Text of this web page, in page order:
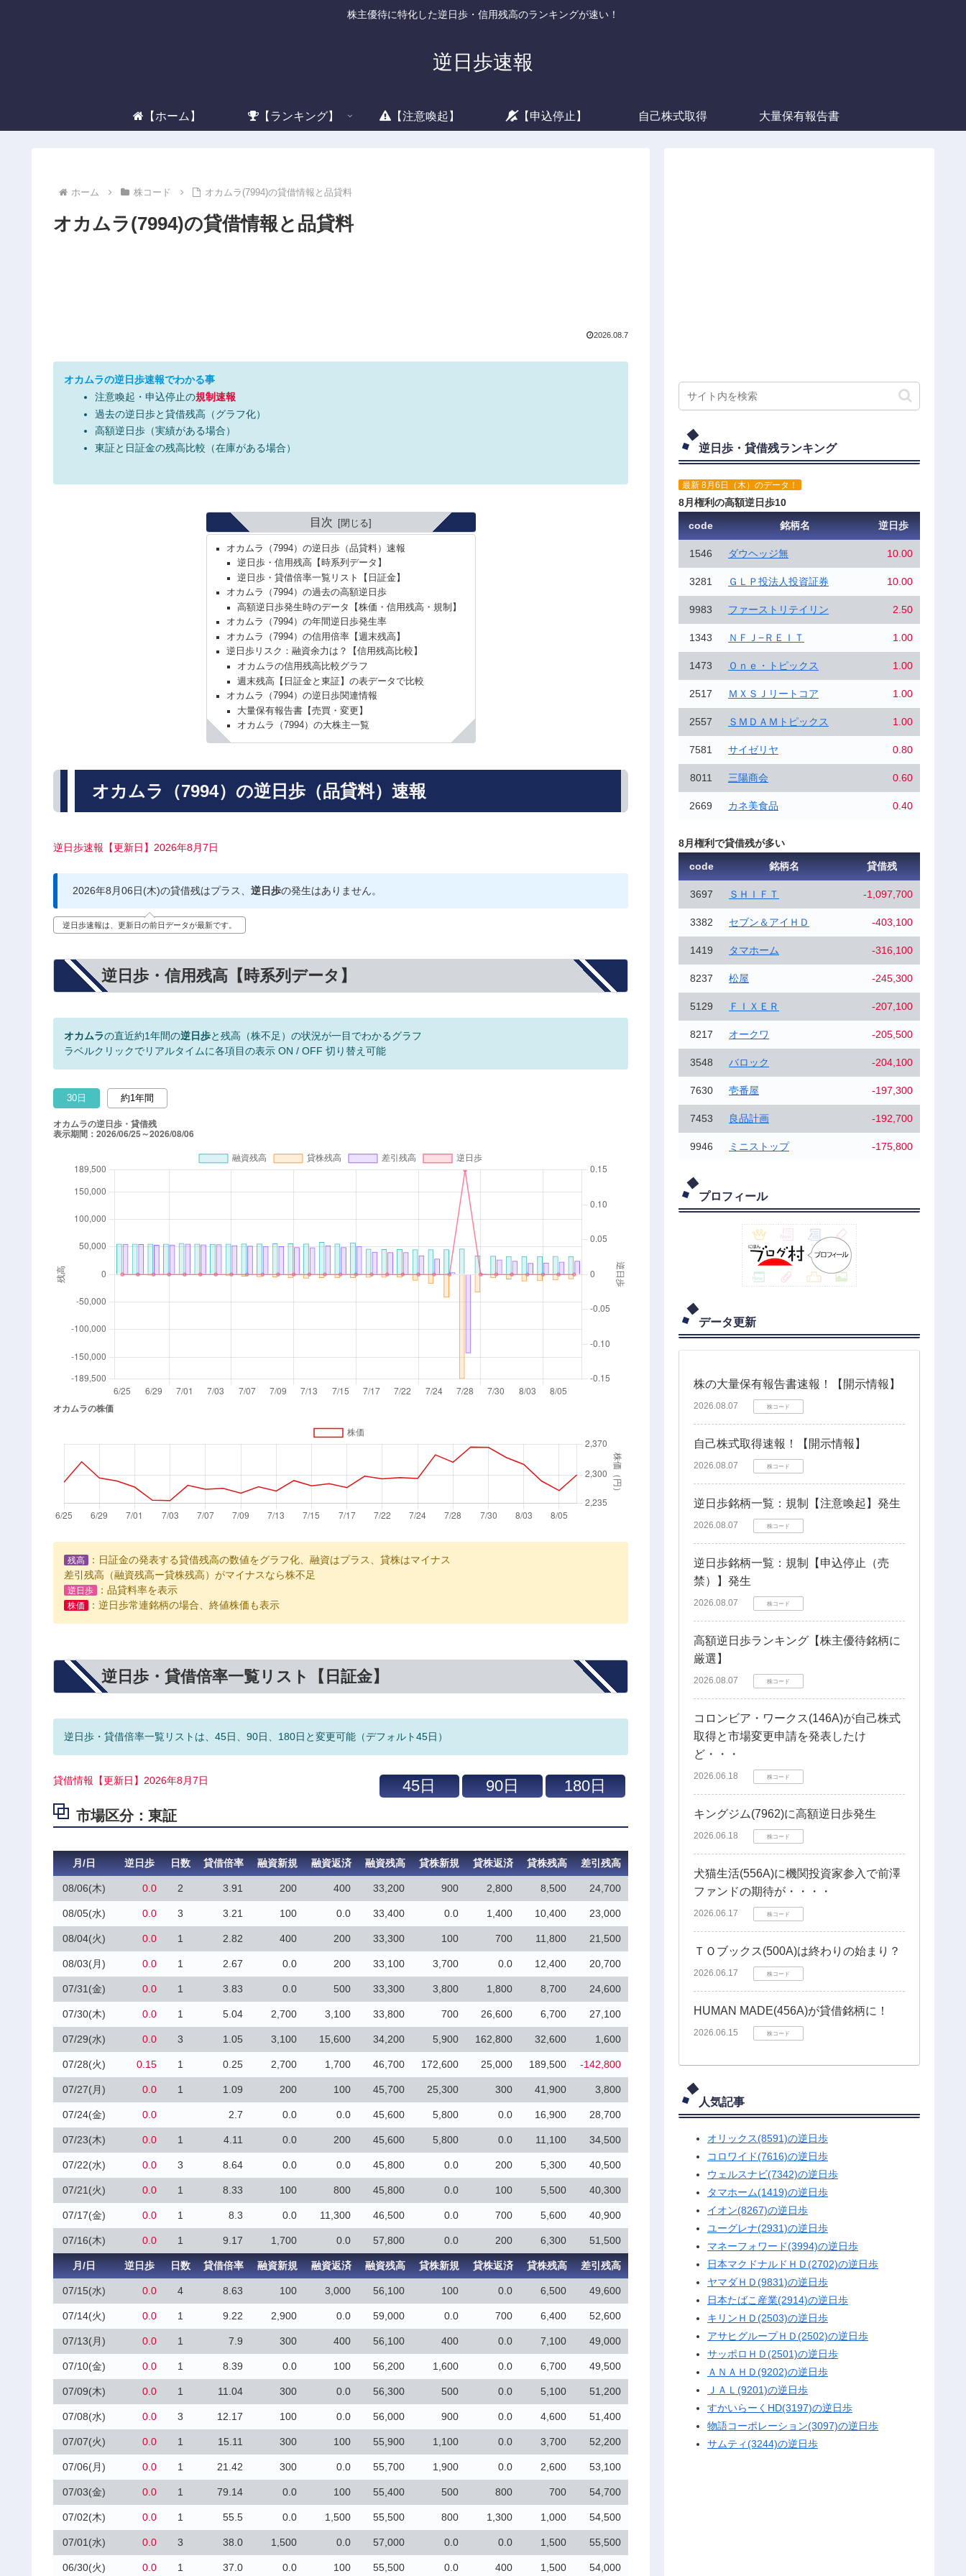
株主優待に特化した逆日歩・信用残高のランキングが速い！
逆日歩速報
【ホーム】 【ランキング】 【注意喚起】 【申込停止】 自己株式取得 大量保有報告書
ホーム 株コード オカムラ(7994)の貸借情報と品貸料
オカムラ(7994)の貸借情報と品貸料
2026.08.7
オカムラの逆日歩速報でわかる事
注意喚起・申込停止の規制速報
過去の逆日歩と貸借残高（グラフ化）
高額逆日歩（実績がある場合）
東証と日証金の残高比較（在庫がある場合）
目次
オカムラ（7994）の逆日歩（品貸料）速報
逆日歩・信用残高【時系列データ】
逆日歩・貸借倍率一覧リスト【日証金】
オカムラ（7994）の過去の高額逆日歩
高額逆日歩発生時のデータ【株価・信用残高・規制】
オカムラ（7994）の年間逆日歩発生率
オカムラ（7994）の信用倍率【週末残高】
逆日歩リスク：融資余力は？【信用残高比較】
オカムラの信用残高比較グラフ
週末残高【日証金と東証】の表データで比較
オカムラ（7994）の逆日歩関連情報
大量保有報告書【売買・変更】
オカムラ（7994）の大株主一覧
オカムラ（7994）の逆日歩（品貸料）速報
逆日歩速報【更新日】2026年8月7日
2026年8月06日(木)の貸借残はプラス、 逆日歩の発生はありません。
逆日歩速報は、更新日の前日データが最新です。
逆日歩・信用残高【時系列データ】
オカムラの直近約1年間の逆日歩と残高（株不足）の状況が一目でわかるグラフ
ラベルクリックでリアルタイムに各項目の表示 ON / OFF 切り替え可能
30日 約1年間
残高
：日証金の発表する貸借残高の数値をグラフ化、融資はプラス、貸株はマイナス
差引残高（融資残高ー貸株残高）がマイナスなら株不足
逆日歩 ：品貸料率を表示
株価 ：逆日歩常連銘柄の場合、終値株価も表示
逆日歩・貸借倍率一覧リスト【日証金】
逆日歩・貸借倍率一覧リストは、45日、90日、180日と変更可能（デフォルト45日）
貸借情報【更新日】2026年8月7日
市場区分：東証
月/日 逆日歩 日数 貸借倍率 融資新規 融資返済 融資残高 貸株新規 貸株返済 貸株残高 差引残高
08/06(木) 0.0 2 3.91 200 400 33,200 900 2,800 8,500 24,700
08/05(水) 0.0 3 3.21 100 0.0 33,400 0.0 1,400 10,400 23,000
08/04(火) 0.0 1 2.82 400 200 33,300 100 700 11,800 21,500
08/03(月) 0.0 1 2.67 0.0 200 33,100 3,700 0.0 12,400 20,700
07/31(金) 0.0 1 3.83 0.0 500 33,300 3,800 1,800 8,700 24,600
07/30(木) 0.0 1 5.04 2,700 3,100 33,800 700 26,600 6,700 27,100
07/29(水) 0.0 3 1.05 3,100 15,600 34,200 5,900 162,800 32,600 1,600
07/28(火) 0.15 1 0.25 2,700 1,700 46,700 172,600 25,000 189,500 -142,800
07/27(月) 0.0 1 1.09 200 100 45,700 25,300 300 41,900 3,800
07/24(金) 0.0 2.7 0.0 0.0 45,600 5,800 0.0 16,900 28,700
07/23(木) 0.0 1 4.11 0.0 200 45,600 5,800 0.0 11,100 34,500
07/22(水) 0.0 3 8.64 0.0 0.0 45,800 0.0 200 5,300 40,500
07/21(火) 0.0 1 8.33 100 800 45,800 0.0 100 5,500 40,300
07/17(金) 0.0 1 8.3 0.0 11,300 46,500 0.0 700 5,600 40,900
07/16(木) 0.0 1 9.17 1,700 0.0 57,800 0.0 200 6,300 51,500
月/日 逆日歩 日数 貸借倍率 融資新規 融資返済 融資残高 貸株新規 貸株返済 貸株残高 差引残高
07/15(水) 0.0 4 8.63 100 3,000 56,100 100 0.0 6,500 49,600
07/14(火) 0.0 1 9.22 2,900 0.0 59,000 0.0 700 6,400 52,600
07/13(月) 0.0 1 7.9 300 400 56,100 400 0.0 7,100 49,000
07/10(金) 0.0 1 8.39 0.0 100 56,200 1,600 0.0 6,700 49,500
07/09(木) 0.0 1 11.04 300 0.0 56,300 500 0.0 5,100 51,200
07/08(水) 0.0 3 12.17 100 0.0 56,000 900 0.0 4,600 51,400
07/07(火) 0.0 1 15.11 300 100 55,900 1,100 0.0 3,700 52,200
07/06(月) 0.0 1 21.42 300 0.0 55,700 1,900 0.0 2,600 53,100
07/03(金) 0.0 1 79.14 0.0 100 55,400 500 800 700 54,700
07/02(木) 0.0 1 55.5 0.0 1,500 55,500 800 1,300 1,000 54,500
07/01(水) 0.0 3 38.0 1,500 0.0 57,000 0.0 0.0 1,500 55,500
06/30(火) 0.0 1 37.0 0.0 100 55,500 0.0 400 1,500 54,000
逆日歩・貸借残ランキング
最新 8月6日（木）のデータ！
8月権利の高額逆日歩10
code
銘柄名 逆日歩
1546 ダウヘッジ無 10.00
3281 ＧＬＰ投法人投資証券 10.00
9983 ファーストリテイリン 2.50
1343 ＮＦＪ−ＲＥＩＴ 1.00
1473 Ｏｎｅ・トピックス 1.00
2517 ＭＸＳＪリートコア 1.00
2557 ＳＭＤＡＭトピックス 1.00
7581 サイゼリヤ 0.80
8011 三陽商会 0.60
2669 カネ美食品 0.40
8月権利で貸借残が多い
code
銘柄名 貸借残
3697 ＳＨＩＦＴ -1,097,700
3382 セブン＆アイＨＤ -403,100
1419 タマホーム -316,100
8237 松屋 -245,300
5129 ＦＩＸＥＲ -207,100
8217 オークワ -205,500
3548 バロック -204,100
7630 壱番屋 -197,300
7453 良品計画 -192,700
9946 ミニストップ -175,800
プロフィール
データ更新
株の大量保有報告書速報！【開示情報】
2026.08.07 株コード
自己株式取得速報！【開示情報】
2026.08.07 株コード
逆日歩銘柄一覧：規制【注意喚起】発生
2026.08.07 株コード
逆日歩銘柄一覧：規制【申込停止（売
禁）】発生
2026.08.07 株コード
高額逆日歩ランキング【株主優待銘柄に
厳選】
2026.08.07 株コード
コロンビア・ワークス(146A)が自己株式
取得と市場変更申請を発表したけ
ど・・・
2026.06.18 株コード
キングジム(7962)に高額逆日歩発生
2026.06.18 株コード
犬猫生活(556A)に機関投資家参入で前澤
ファンドの期待が・・・・
2026.06.17 株コード
ＴＯブックス(500A)は終わりの始まり？
2026.06.17 株コード
HUMAN MADE(456A)が貸借銘柄に！
2026.06.15 株コード
人気記事
オリックス(8591)の逆日歩
コロワイド(7616)の逆日歩
ウェルスナビ(7342)の逆日歩
タマホーム(1419)の逆日歩
イオン(8267)の逆日歩
ユーグレナ(2931)の逆日歩
マネーフォワード(3994)の逆日歩
日本マクドナルドＨＤ(2702)の逆日歩
ヤマダＨＤ(9831)の逆日歩
日本たばこ産業(2914)の逆日歩
キリンＨＤ(2503)の逆日歩
アサヒグループＨＤ(2502)の逆日歩
サッポロＨＤ(2501)の逆日歩
ＡＮＡＨＤ(9202)の逆日歩
ＪＡＬ(9201)の逆日歩
すかいらーくHD(3197)の逆日歩
物語コーポレーション(3097)の逆日歩
サムティ(3244)の逆日歩